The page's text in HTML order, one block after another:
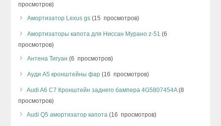
просмотров)
Амортизатор Lexus gs (15 просмотров)
Амортизаторы капота для Ниссан Мурано z-51 (6
просмотров)
Антена Тигуан (6 просмотров)
Ауди А5 кронштейны фар (16 просмотров)
Audi A6 C7 Кронштейн заднего бампера 4G5807454A(8
просмотров)
Audi Q5 амортизатор капота (16 просмотров)